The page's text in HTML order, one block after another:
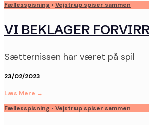
Fællesspisning • Vejstrup spiser sammen
VI BEKLAGER
Sætternissen har været på spil
23/02/2023
Læs Mere →
Fællesspisning • Vejstrup spiser sammen